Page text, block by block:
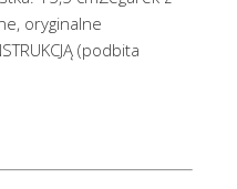
oryginalne
(podbita